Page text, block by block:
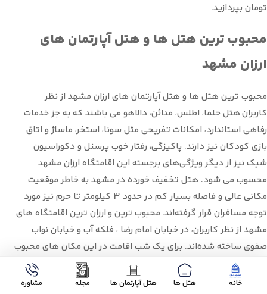
تومان بپردازید.
محبوب ‌ترین هتل ها و هتل آپارتمان های
ارزان مشهد
محبوب ‌ترین هتل ها و هتل آپارتمان های ارزان مشهد از نظر
کاربران هتل حلما، اطلس، مدائن، دالاهو می باشند که به جز خدمات
رفاهی استاندارد، امکانات تفریحی مثل سونا، استخر، ماساژ و اتاق
بازی کودکان نیز دارند. پاکیزگی، رفتار خوب پرسنل و دکوراسیون
شیک نیز از دیگر ویژگی‌های برجسته این اقامتگاه ارزان مشهد
محسوب می شود. هتل تخفیف خورده در مشهد به خاطر موقعیت
مکانی عالی و فاصله بسیار کم در حدود 3 کیلومتر تا حرم نیز مورد
توجه مسافران قرار گرفته‌اند. محبوب ‌ترین و ارزان ترین اقامتگاه های
مشهد از نظر کاربران، در خیابان امام رضا ، فلکه آب و خیابان نواب
صفوی ساخته شده‌اند. برای یک شب اقامت در این مکان های محبوب
و مقرون به صرفه، باید ۳۰۰ الی ۷۰۰ هزار تومان پرداخت کنید.
خانه هتل ها هتل آپارتمان ها مجله‌ مشاوره